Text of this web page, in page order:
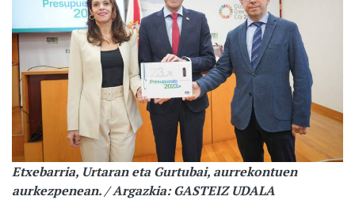
Etxebarria, Urtaran eta Gurtubai, aurrekontuen
aurkezpenean. / Argazkia: GASTEIZ UDALA